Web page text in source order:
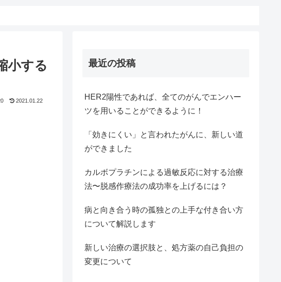
小する
2021.01.22
最近の投稿
HER2陽性であれば、全てのがんでエンハー
ツを用いることができるように！
「効きにくい」と言われたがんに、新しい道
ができました
カルボプラチンによる過敏反応に対する治療
法〜脱感作療法の成功率を上げるには？
病と向き合う時の孤独との上手な付き合い方
について解説します
新しい治療の選択肢と、処方薬の自己負担の
変更について